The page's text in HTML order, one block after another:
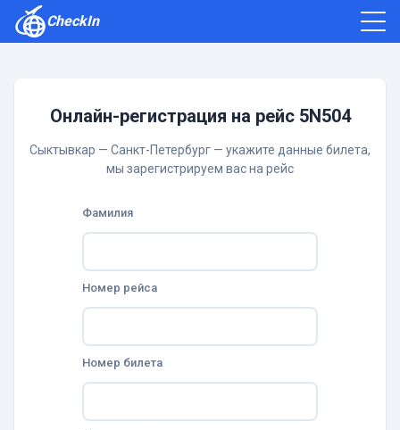
CheckIn
Онлайн-регистрация на рейс 5N504
Сыктывкар — Санкт-Петербург — укажите данные билета,
мы зарегистрируем вас на рейс
Фамилия
Номер рейса
Номер билета